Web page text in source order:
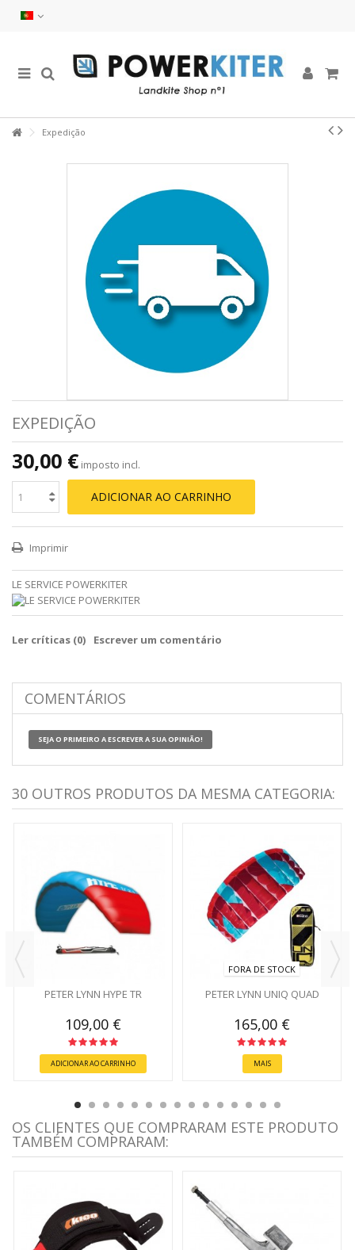
Expedição
EXPEDIÇÃO
30,00 € imposto incl.
ADICIONAR AO CARRINHO
Imprimir
LE SERVICE POWERKITER
Ler críticas (0) Escrever um comentário
COMENTÁRIOS
SEJA O PRIMEIRO A ESCREVER A SUA OPINIÃO!
30 OUTROS PRODUTOS DA MESMA CATEGORIA:
PETER LYNN HYPE TR
109,00 €
ADICIONAR AO CARRINHO
FORA DE STOCK
PETER LYNN UNIQ QUAD
165,00 €
MAIS
OS CLIENTES QUE COMPRARAM ESTE PRODUTO
TAMBÉM COMPRARAM: